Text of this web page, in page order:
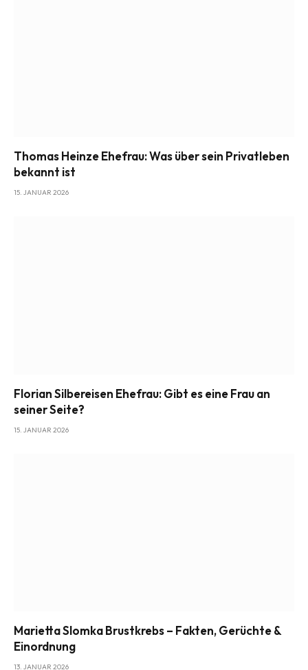
Thomas Heinze Ehefrau: Was über sein Privatleben
bekannt ist
15. JANUAR 2026
Florian Silbereisen Ehefrau: Gibt es eine Frau an
seiner Seite?
15. JANUAR 2026
Marietta Slomka Brustkrebs – Fakten, Gerüchte &
Einordnung
13. JANUAR 2026